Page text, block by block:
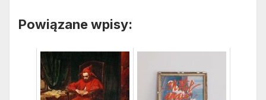
Powiązane wpisy: